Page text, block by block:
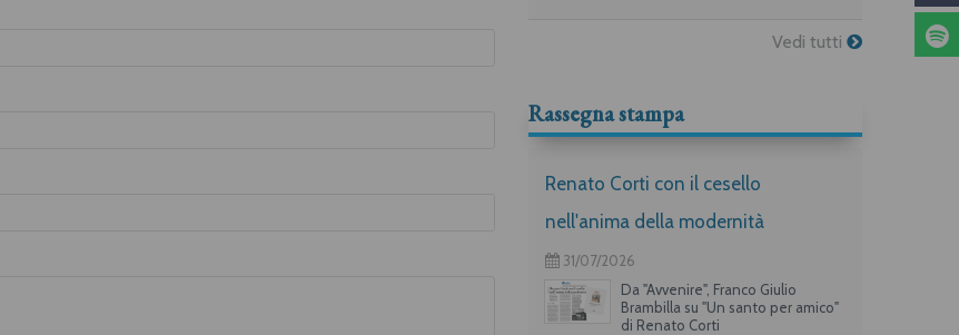
Vedi tutti
Rassegna stampa
Renato Corti con il cesello
nell'anima della modernità
31/07/2026
Da "Avvenire", Franco Giulio
Brambilla su "Un santo per amico"
di Renato Corti